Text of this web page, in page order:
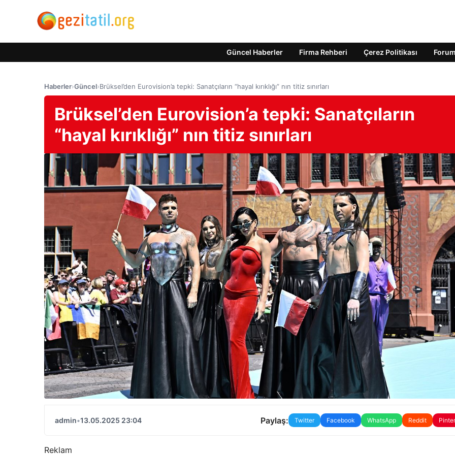
Güncel Haberler Firma Rehberi Çerez Politikası Forum
Haberler›Güncel›Brüksel’den Eurovision’a tepki: Sanatçıların “hayal kırıklığı” nın titiz sınırları
Brüksel’den Eurovision’a tepki: Sanatçıların
“hayal kırıklığı” nın titiz sınırları
admin•13.05.2025 23:04 Paylaş: Twitter Facebook WhatsApp Reddit
Reklam